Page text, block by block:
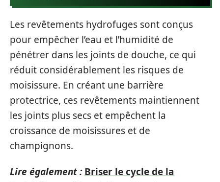
Les revêtements hydrofuges sont conçus
pour empêcher l’eau et l’humidité de
pénétrer dans les joints de douche, ce qui
réduit considérablement les risques de
moisissure. En créant une barrière
protectrice, ces revêtements maintiennent
les joints plus secs et empêchent la
croissance de moisissures et de
champignons.
Lire également : Briser le cycle de la